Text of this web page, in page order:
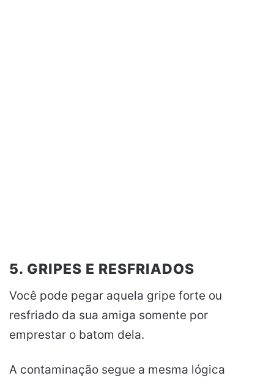
5. GRIPES E RESFRIADOS
Você pode pegar aquela gripe forte ou
resfriado da sua amiga somente por
emprestar o batom dela.
A contaminação segue a mesma lógica